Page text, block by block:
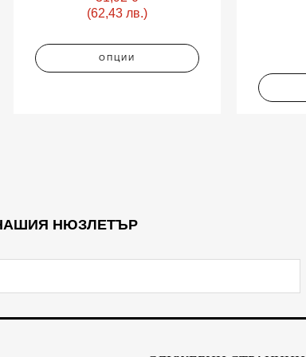
(62,43 лв.)
ОПЦИИ
be
on
the
product
НЮЗЛЕТЪР